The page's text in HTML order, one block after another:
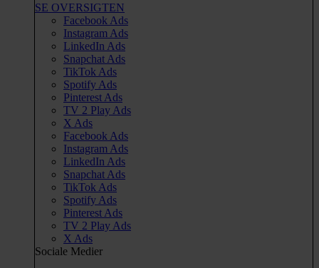
SE OVERSIGTEN
Facebook Ads
Instagram Ads
LinkedIn Ads
Snapchat Ads
TikTok Ads
Spotify Ads
Pinterest Ads
TV 2 Play Ads
X Ads
Facebook Ads
Instagram Ads
LinkedIn Ads
Snapchat Ads
TikTok Ads
Spotify Ads
Pinterest Ads
TV 2 Play Ads
X Ads
Sociale Medier